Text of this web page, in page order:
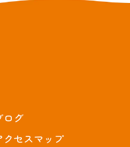
ログ
クセスマップ